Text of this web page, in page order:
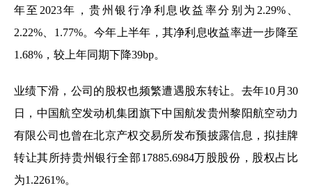
年至2023年，贵州银行净利息收益率分别为2.29%、
2.22%、1.77%。今年上半年，其净利息收益率进一步降至
1.68%，较上年同期下降39bp。
业绩下滑，公司的股权也频繁遭遇股东转让。去年10月30
日，中国航空发动机集团旗下中国航发贵州黎阳航空动力
有限公司也曾在北京产权交易所发布预披露信息，拟挂牌
转让其所持贵州银行全部17885.6984万股股份，股权占比
为1.2261%。